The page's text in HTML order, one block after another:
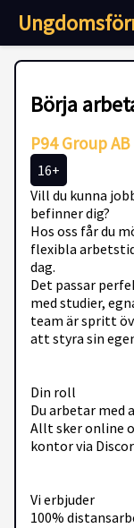
Börja
P94 Group AB
16+
Vill du kunna
befinner dig?
Hos oss får du
flexibla
dag.
Det passar
med studier,
team är spritt
att styra sin
Din roll
Du arbetar
Allt sker online
kontor via
Vi erbjuder
100%